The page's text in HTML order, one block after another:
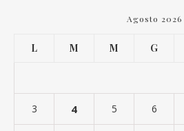
Agosto 2026
L M M G
3 4 5 6